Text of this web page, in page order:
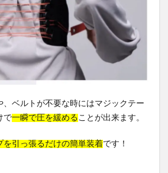
、ベルトが不要な時にはマジックテー
で一瞬で圧を緩めることが出来ます。
を引っ張るだけの簡単装着です！